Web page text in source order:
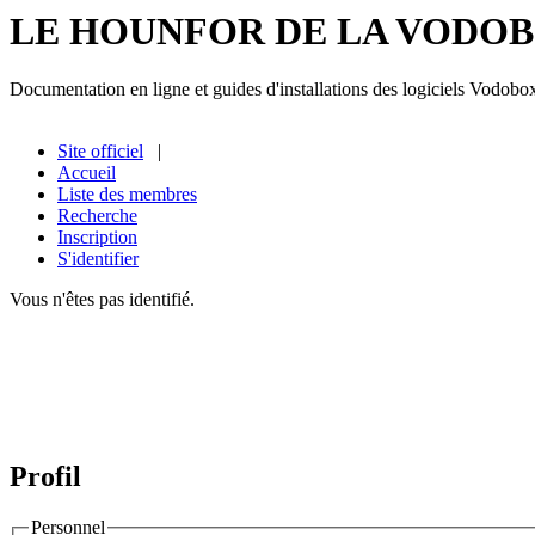
LE HOUNFOR DE LA
Documentation en ligne et guides d'installations des logiciels
Site officiel |
Accueil
Liste des membres
Recherche
Inscription
S'identifier
Vous n'êtes pas identifié.
Profil
Personnel